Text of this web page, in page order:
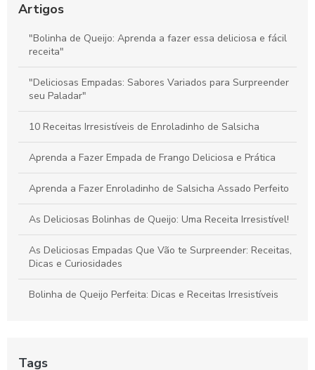
Coxinhas de Frango para Festa: Delícias que Encantam Seus
Convidados
Artigos
"Bolinha de Queijo: Aprenda a fazer essa deliciosa e fácil
receita"
"Deliciosas Empadas: Sabores Variados para Surpreender
seu Paladar"
10 Receitas Irresistíveis de Enroladinho de Salsicha
Aprenda a Fazer Empada de Frango Deliciosa e Prática
Aprenda a Fazer Enroladinho de Salsicha Assado Perfeito
As Deliciosas Bolinhas de Queijo: Uma Receita Irresistível!
As Deliciosas Empadas Que Vão te Surpreender: Receitas,
Dicas e Curiosidades
Bolinha de Queijo Perfeita: Dicas e Receitas Irresistíveis
Tags